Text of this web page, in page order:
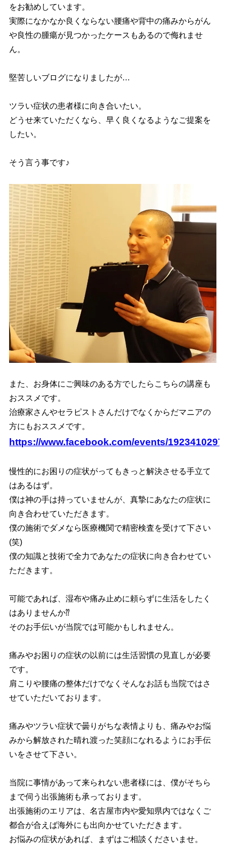
をお勧めしています。
実際になかなか良くならない腰痛や背中の痛みからがん
や良性の腫瘍が見つかったケースもあるので侮れませ
ん。
堅苦しいブログになりましたが…
ツラい症状の患者様に向き合いたい。
どうせ来ていただくなら、早く良くなるようなご提案を
したい。
そう言う事です♪
また、お身体にご興味のある方でしたらこちらの講座も
おススメです。
治療家さんやセラピストさんだけでなくからだマニアの
方にもおススメです。
https://www.facebook.com/events/
慢性的にお困りの症状がってもきっと解決させる手立て
はあるはず。
僕は神の手は持っていませんが、真摯にあなたの症状に
向き合わせていただきます。
僕の施術でダメなら医療機関で精密検査を受けて下さい
(笑)
僕の知識と技術で全力であなたの症状に向き合わせてい
ただきます。
可能であれば、湿布や痛み止めに頼らずに生活をしたく
はありませんか⁇
そのお手伝いが当院では可能かもしれません。
痛みやお困りの症状の以前には生活習慣の見直しが必要
です。
肩こりや腰痛の整体だけでなくそんなお話も当院ではさ
せていただいております。
痛みやツラい症状で曇りがちな表情よりも、痛みやお悩
みから解放された晴れ渡った笑顔になれるようにお手伝
いをさせて下さい。
当院に事情があって来られない患者様には、僕がそちら
まで伺う出張施術も承っております。
出張施術のエリアは、名古屋市内や愛知県内ではなくご
都合が合えば海外にも出向かせていただきます。
お悩みの症状があれば、まずはご相談くださいませ。